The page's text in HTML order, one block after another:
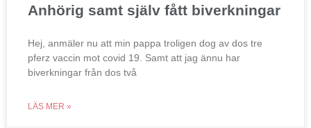
Anhörig samt själv fått biverkningar
Hej, anmäler nu att min pappa troligen dog av dos tre
pferz vaccin mot covid 19. Samt att jag ännu har
biverkningar från dos två
LÄS MER »